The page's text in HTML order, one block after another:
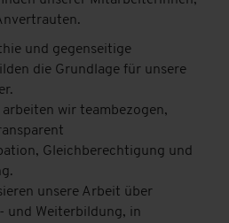
und gegenseitige
die Grundlage für unsere
wir teambezogen,
Gleichberechtigung und
unsere Arbeit über
und Weiterbildung, in